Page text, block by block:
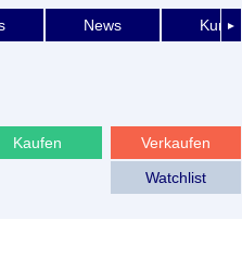
►
News
Verkaufen
Kaufen
Watchlist